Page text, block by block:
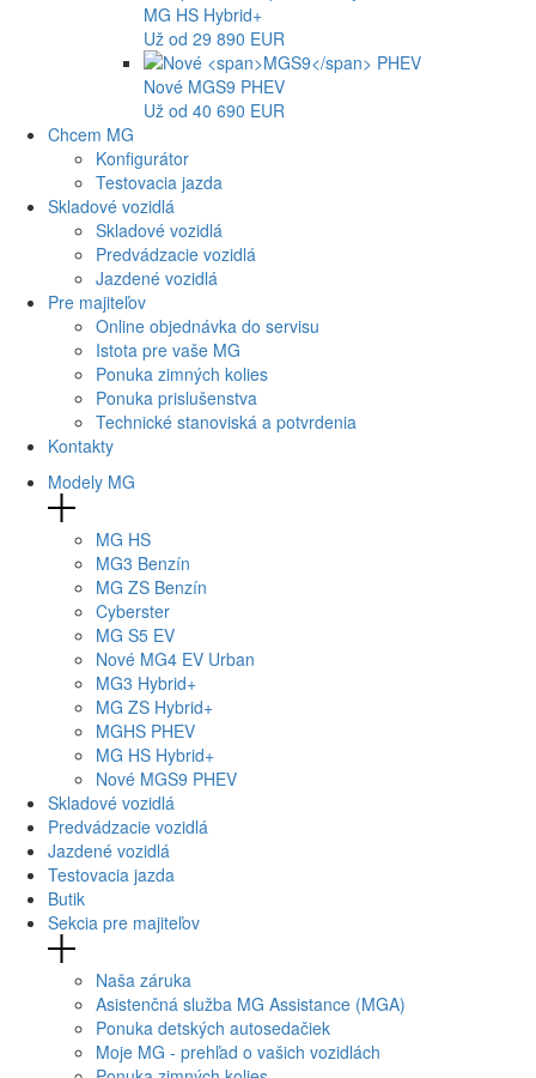
MG HS Hybrid+
Už od 29 890 EUR
Nové MGS9 PHEV
Už od 40 690 EUR
Chcem MG
Konfigurátor
Testovacia jazda
Skladové vozidlá
Skladové vozidlá
Predvádzacie vozidlá
Jazdené vozidlá
Pre majiteľov
Online objednávka do servisu
Istota pre vaše MG
Ponuka zimných kolies
Ponuka prislušenstva
Technické stanoviská a potvrdenia
Kontakty
Modely MG
MG HS
MG3 Benzín
MG ZS Benzín
Cyberster
MG S5 EV
Nové MG4 EV Urban
MG3 Hybrid+
MG ZS Hybrid+
MGHS PHEV
MG HS Hybrid+
Nové MGS9 PHEV
Skladové vozidlá
Predvádzacie vozidlá
Jazdené vozidlá
Testovacia jazda
Butik
Sekcia pre majiteľov
Naša záruka
Asistenčná služba MG Assistance (MGA)
Ponuka detských autosedačiek
Moje MG - prehľad o vašich vozidlách